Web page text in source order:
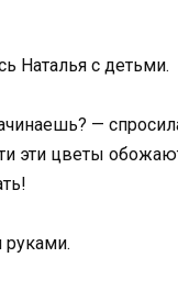
Наталья с детьми.
—
эти цветы
руками.